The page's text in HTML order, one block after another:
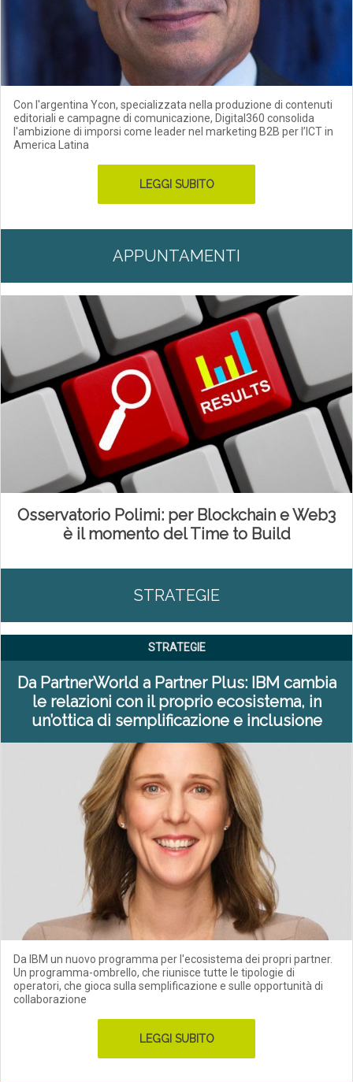
Con l'argentina Ycon, specializzata nella produzione di contenuti
editoriali e campagne di comunicazione, Digital360 consolida
l'ambizione di imporsi come leader nel marketing B2B per l’ICT in
America Latina
LEGGI SUBITO
APPUNTAMENTI
Osservatorio Polimi: per Blockchain e Web3
è il momento del Time to Build
STRATEGIE
STRATEGIE
Da PartnerWorld a Partner Plus: IBM cambia
le relazioni con il proprio ecosistema, in
un’ottica di semplificazione e inclusione
Da IBM un nuovo programma per l'ecosistema dei propri partner.
Un programma-ombrello, che riunisce tutte le tipologie di
operatori, che gioca sulla semplificazione e sulle opportunità di
collaborazione
LEGGI SUBITO